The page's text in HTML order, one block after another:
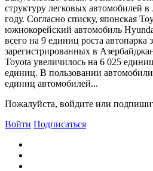
структуру легковых автомобилей
году. Согласно списку, японская
южнокорейский автомобиль
всего на 9 единиц роста автопарка
зарегистрированных в
Toyota увеличилось на 6 025
единиц. В пользовании
единиц автомобилей...
Пожалуйста, войдите или
Войти Подписаться